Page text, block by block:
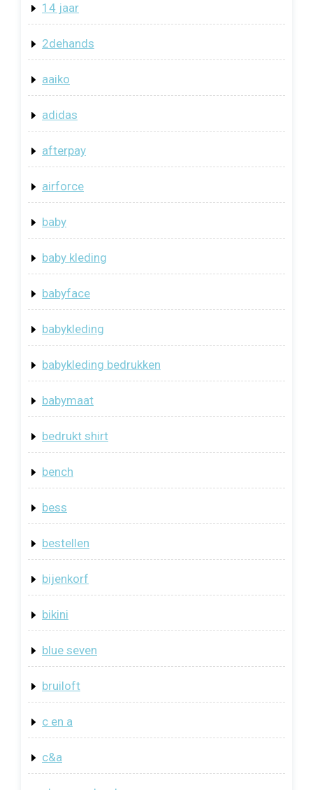
14 jaar
2dehands
aaiko
adidas
afterpay
airforce
baby
baby kleding
babyface
babykleding
babykleding bedrukken
babymaat
bedrukt shirt
bench
bess
bestellen
bijenkorf
bikini
blue seven
bruiloft
c en a
c&a